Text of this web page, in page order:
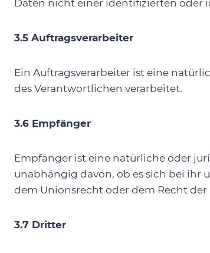
Daten nicht einer identifizierten oder
3.5 Auftragsverarbeiter
Ein Auftragsverarbeiter ist eine
des Verantwortlichen verarbeitet.
3.6 Empfänger
Empfänger ist eine natürliche oder
unabhängig davon, ob es sich bei ihr
dem Unionsrecht oder dem Recht
3.7 Dritter